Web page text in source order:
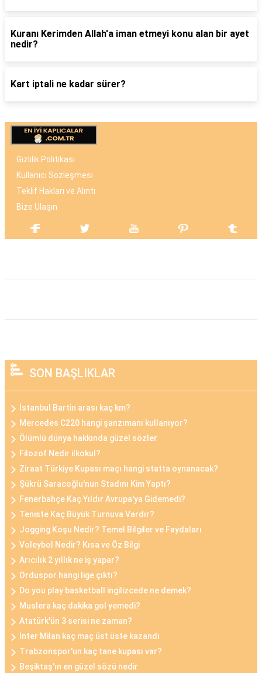
Kuranı Kerimden Allah'a iman etmeyi konu alan bir ayet
nedir?
Kart iptali ne kadar sürer?
Gizlilik Politikası
Kullanıcı Sözleşmesi
Teklif Hakları ve Alıntı
Bize Ulaşın
SON BAŞLIKLAR
İstanbul Bartin arası kaç km?
Mercedes C220 hangi şanzımanı kullanıyor?
Ölümlü dünya hakkında güzel sözler
Filozof Nedir ilkokul?
Ziraat Türkiye Kupası maçı hangi statta oynanacak?
Şükrü Saracoğlu'nun Stadını Kim Yaptı?
Fenerbahçe Kaç Yıldır Avrupa'ya Gidemedi?
Teniste Kaç Büyük Turnuva Vardır?
Jogging Koşu Nedir? Temel Bilgiler ve Faydaları
Voleybol Nedir? Kısa ve Öz Bilgi
Arıcılık 2 yıllık ne iş yapar?
Orduspor hangi lige çıktı?
Do you play basketball ingilizcede ne demek?
Muslera kaç dakika gol yemedi?
Atatürk'ün 3 serisi ne zaman?
Inter Milan kaç maç üst üste kazandı
Trabzonspor'un kaç tane kupası var?
Beşiktaş'ın en güzel sözü nedir